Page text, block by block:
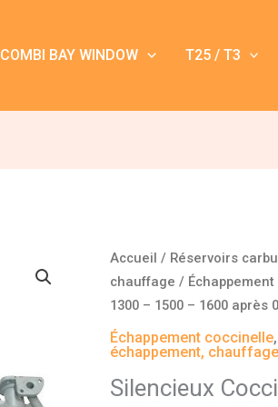
COMBI BAY WINDOW T25 / T3
Accueil / Réservoirs
chauffage /
1300 – 1500 – 1600 après
Échappement coccinelle
échappement,
Silencieux
quantité
de
Silencieux
Coccinelle
1300
-
1500